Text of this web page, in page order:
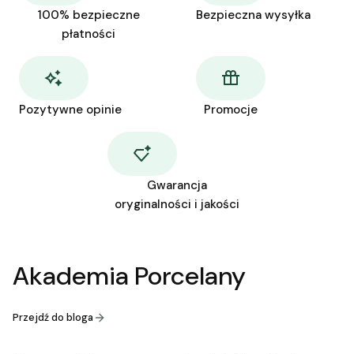
100% bezpieczne
płatności
Bezpieczna wysyłka
Pozytywne opinie Promocje
Gwarancja
oryginalności i jakości
Akademia Porcelany
Przejdź do bloga